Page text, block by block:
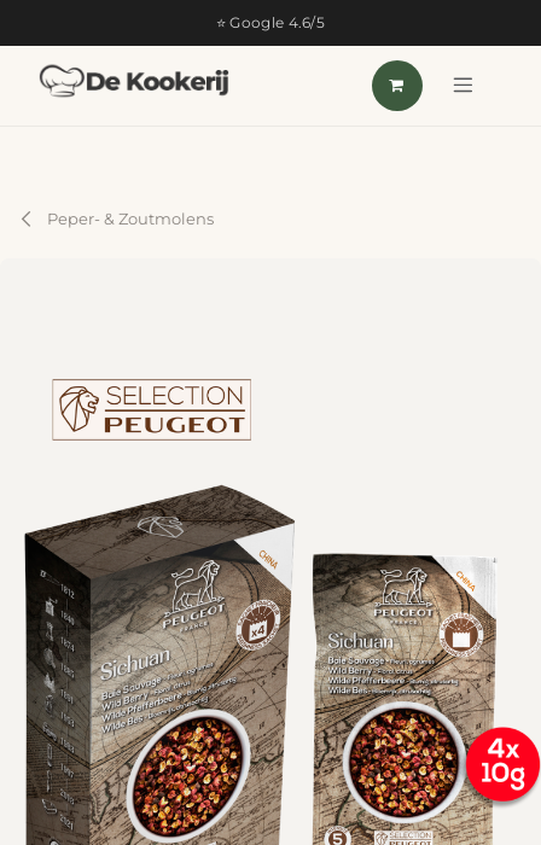
⭐ Google 4.6/5
Peper- & Zoutmolens